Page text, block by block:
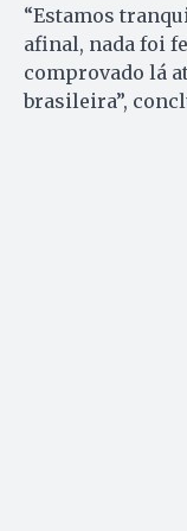
“Estamos
afinal, nada foi
comprovado lá
brasileira”,